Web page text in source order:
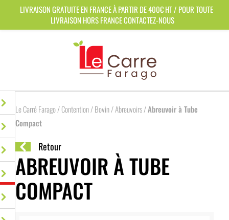
Le Carré Farago/Contention/Bovin/Abreuvoirs/Abreuvoir à Tube
Compact
Retour
ABREUVOIR À TUBE
COMPACT
LIVRAISON GRATUITE EN FRANCE À PARTIR DE 400€ HT / POUR TOUTE
LIVRAISON HORS FRANCE CONTACTEZ-NOUS
Panneau de gestion des cookies